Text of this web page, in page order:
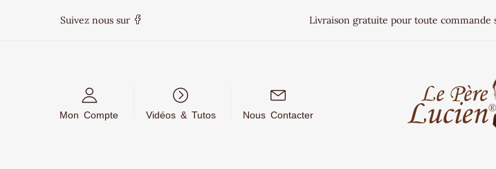
Suivez nous sur Livraison gratuite pour toute commande
Mon Compte Vidéos & Tutos Nous Contacter